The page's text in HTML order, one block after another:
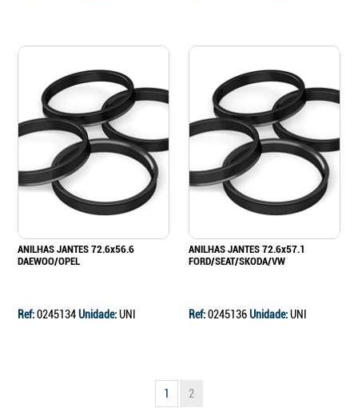
ANILHAS JANTES 72.6x56.6
DAEWOO/OPEL
Ref:0245134Unidade:UNI
ANILHAS JANTES 72.6x57.1
FORD/SEAT/SKODA/VW
Ref:0245136Unidade:UNI
1 2